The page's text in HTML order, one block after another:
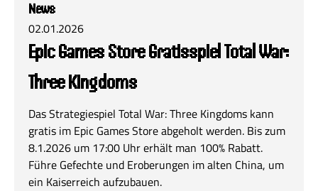
News
02.01.2026
Epic Games Store Gratisspiel Total War:
Three Kingdoms
Das Strategiespiel Total War: Three Kingdoms kann
gratis im Epic Games Store abgeholt werden. Bis zum
8.1.2026 um 17:00 Uhr erhält man 100% Rabatt.
Führe Gefechte und Eroberungen im alten China, um
ein Kaiserreich aufzubauen.